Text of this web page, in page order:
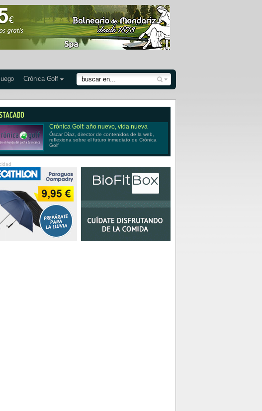
Crónica Golf
Crónica Golf: año nuevo, vida nueva
Óscar Díaz, director de contenidos de la web,
reflexiona sobre el futuro inmediato de Crónica
Golf